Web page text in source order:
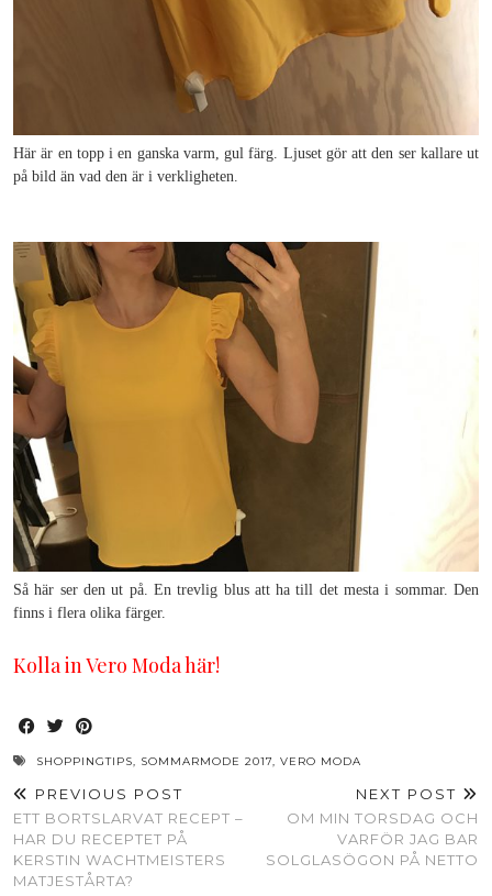
Här är en topp i en ganska varm, gul färg. Ljuset gör att den ser kallare ut
på bild än vad den är i verkligheten.
Så här ser den ut på. En trevlig blus att ha till det mesta i sommar. Den
finns i flera olika färger.
Kolla in Vero Moda här!
SHOPPINGTIPS, SOMMARMODE 2017, VERO MODA
PREVIOUS POST
ETT BORTSLARVAT RECEPT –
HAR DU RECEPTET PÅ
KERSTIN WACHTMEISTERS
MATJESTÅRTA?
NEXT POST
OM MIN TORSDAG OCH
VARFÖR JAG BAR
SOLGLASÖGON PÅ NETTO